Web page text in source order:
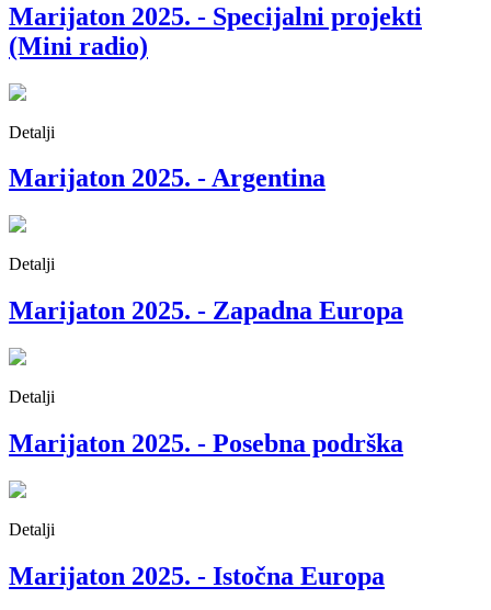
Marijaton 2025. - Specijalni projekti
(Mini radio)
Detalji
Marijaton 2025. - Argentina
Detalji
Marijaton 2025. - Zapadna Europa
Detalji
Marijaton 2025. - Posebna podrška
Detalji
Marijaton 2025. - Istočna Europa